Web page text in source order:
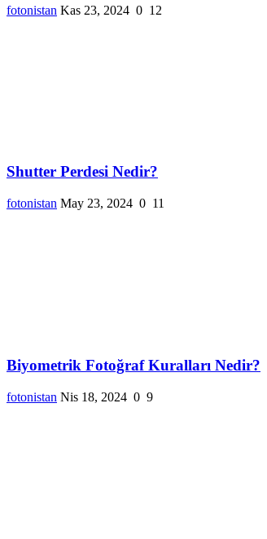
fotonistan Kas 23, 2024 0 12
Shutter Perdesi Nedir?
fotonistan May 23, 2024 0 11
Biyometrik Fotoğraf Kuralları Nedir?
fotonistan Nis 18, 2024 0 9